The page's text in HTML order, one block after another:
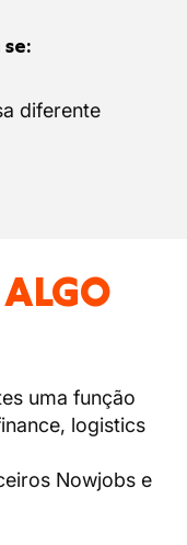
diferente
uma função
logistics
Nowjobs e